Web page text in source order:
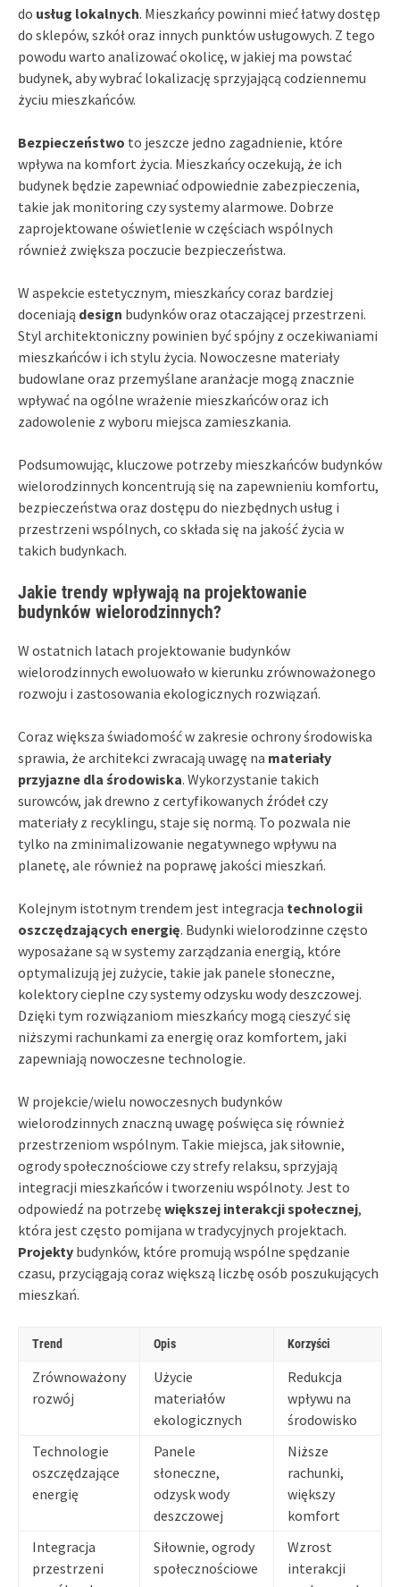
do usług lokalnych. Mieszkańcy powinni mieć łatwy dostęp
do sklepów, szkół oraz innych punktów usługowych. Z tego
powodu warto analizować okolicę, w jakiej ma powstać
budynek, aby wybrać lokalizację sprzyjającą codziennemu
życiu mieszkańców.
Bezpieczeństwo to jeszcze jedno zagadnienie, które
wpływa na komfort życia. Mieszkańcy oczekują, że ich
budynek będzie zapewniać odpowiednie zabezpieczenia,
takie jak monitoring czy systemy alarmowe. Dobrze
zaprojektowane oświetlenie w częściach wspólnych
również zwiększa poczucie bezpieczeństwa.
W aspekcie estetycznym, mieszkańcy coraz bardziej
doceniają design budynków oraz otaczającej przestrzeni.
Styl architektoniczny powinien być spójny z oczekiwaniami
mieszkańców i ich stylu życia. Nowoczesne materiały
budowlane oraz przemyślane aranżacje mogą znacznie
wpływać na ogólne wrażenie mieszkańców oraz ich
zadowolenie z wyboru miejsca zamieszkania.
Podsumowując, kluczowe potrzeby mieszkańców budynków
wielorodzinnych koncentrują się na zapewnieniu komfortu,
bezpieczeństwa oraz dostępu do niezbędnych usług i
przestrzeni wspólnych, co składa się na jakość życia w
takich budynkach.
Jakie trendy wpływają na projektowanie
budynków wielorodzinnych?
W ostatnich latach projektowanie budynków
wielorodzinnych ewoluowało w kierunku zrównoważonego
rozwoju i zastosowania ekologicznych rozwiązań.
Coraz większa świadomość w zakresie ochrony środowiska
sprawia, że architekci zwracają uwagę na materiały
przyjazne dla środowiska. Wykorzystanie takich
surowców, jak drewno z certyfikowanych źródeł czy
materiały z recyklingu, staje się normą. To pozwala nie
tylko na zminimalizowanie negatywnego wpływu na
planetę, ale również na poprawę jakości mieszkań.
Kolejnym istotnym trendem jest integracja technologii
oszczędzających energię. Budynki wielorodzinne często
wyposażane są w systemy zarządzania energią, które
optymalizują jej zużycie, takie jak panele słoneczne,
kolektory cieplne czy systemy odzysku wody deszczowej.
Dzięki tym rozwiązaniom mieszkańcy mogą cieszyć się
niższymi rachunkami za energię oraz komfortem, jaki
zapewniają nowoczesne technologie.
W projekcie/wielu nowoczesnych budynków
wielorodzinnych znaczną uwagę poświęca się również
przestrzeniom wspólnym. Takie miejsca, jak siłownie,
ogrody społecznościowe czy strefy relaksu, sprzyjają
integracji mieszkańców i tworzeniu wspólnoty. Jest to
odpowiedź na potrzebę większej interakcji społecznej,
która jest często pomijana w tradycyjnych projektach.
Projekty budynków, które promują wspólne spędzanie
czasu, przyciągają coraz większą liczbę osób poszukujących
mieszkań.
Trend Opis Korzyści
Zrównoważony
rozwój
Użycie
materiałów
ekologicznych
Redukcja
wpływu na
środowisko
Technologie
oszczędzające
energię
Panele
słoneczne,
odzysk wody
deszczowej
Niższe
rachunki,
większy
komfort
Integracja
przestrzeni
Siłownie, ogrody
społecznościowe
Wzrost
interakcji